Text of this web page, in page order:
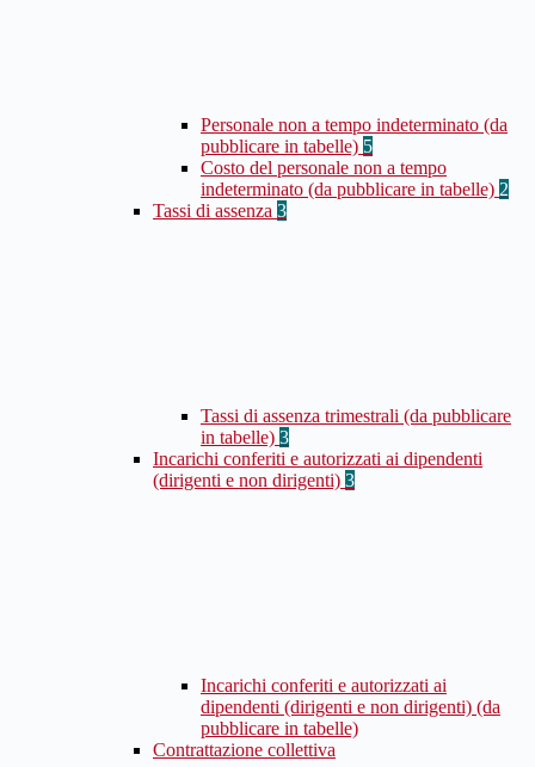
Personale non a tempo indeterminato (da
pubblicare in tabelle) 5
Costo del personale non a tempo
indeterminato (da pubblicare in tabelle) 2
Tassi di assenza 3
Tassi di assenza trimestrali (da pubblicare
in tabelle) 3
Incarichi conferiti e autorizzati ai dipendenti
(dirigenti e non dirigenti) 3
Incarichi conferiti e autorizzati ai
dipendenti (dirigenti e non dirigenti) (da
pubblicare in tabelle)
Contrattazione collettiva